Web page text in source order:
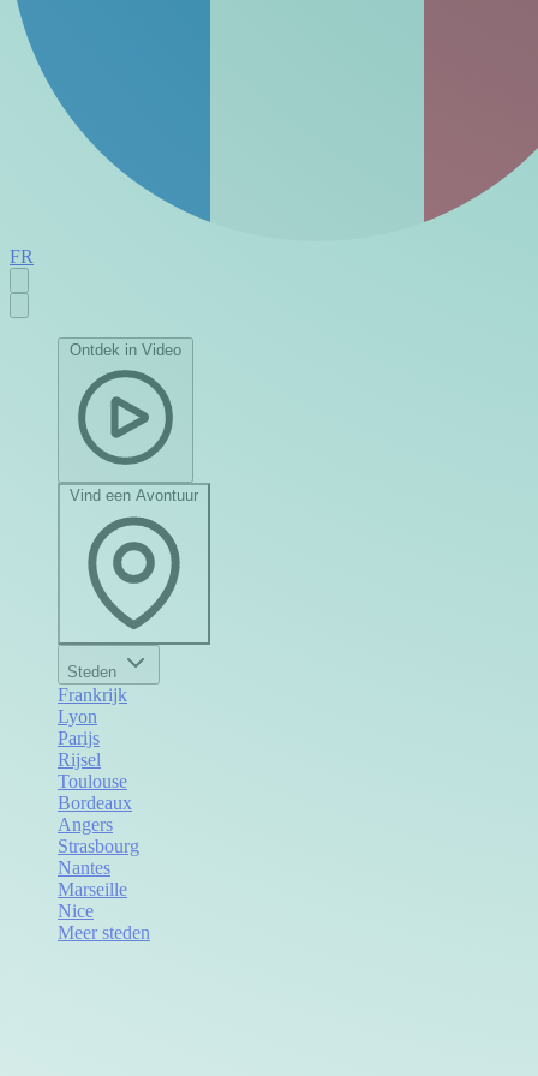
FR
Ontdek in Video
Vind een Avontuur
Steden
Frankrijk
Lyon
Parijs
Rijsel
Toulouse
Bordeaux
Angers
Strasbourg
Nantes
Marseille
Nice
Meer steden